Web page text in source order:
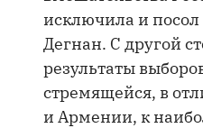
исключила и
Дегнан. С другой
результаты
стремящейся, в
и Армении, к